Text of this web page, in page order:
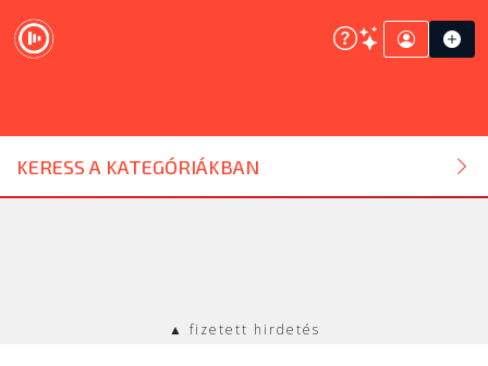
KERESS A KATEGÓRIÁKBAN
DJ ESZKÖZ
HANGTECHNIKA
▲ fizetett hirdetés